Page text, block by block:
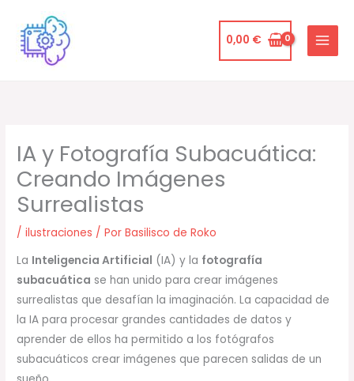
contenido
0,00 €
IA y Fotografía Subacuática:
Creando Imágenes
Surrealistas
/ilustraciones / PorBasilisco de Roko
La Inteligencia Artificial (IA) y la fotografía
subacuática se han unido para crear imágenes
surrealistas que desafían la imaginación. La capacidad de
la IA para procesar grandes cantidades de datos y
aprender de ellos ha permitido a los fotógrafos
subacuáticos crear imágenes que parecen salidas de un